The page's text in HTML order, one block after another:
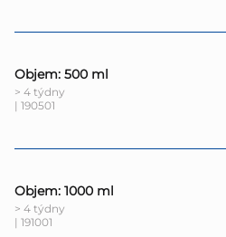
Objem: 500 ml
> 4 týdny
| 190501
Objem: 1000 ml
> 4 týdny
| 191001